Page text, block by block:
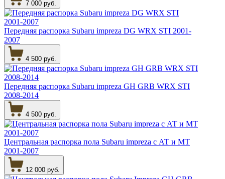
7 000 руб.
Передняя распорка Subaru impreza DG WRX STI 2001-
2007
4 500 руб.
Передняя распорка Subaru impreza GH GRB WRX STI
2008-2014
4 500 руб.
Центральная распорка пола Subaru impreza с АТ и МТ
2001-2007
12 000 руб.